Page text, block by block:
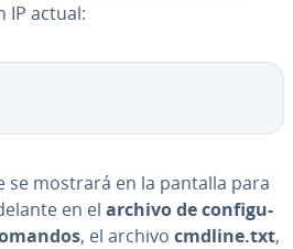
IP actual:
se mostrará en la pantalla para
en el archivo de co­n­fi­gu­
, el archivo cmdline.txt,